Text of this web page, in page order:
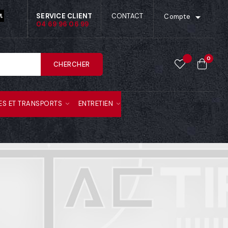
SERVICE CLIENT
04 69 96 06 99
CONTACT Compte 
CHERCHER
0
ET TRANSPORTS ENTRETIEN